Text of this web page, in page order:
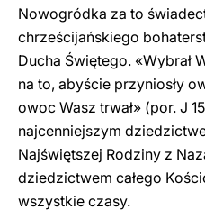
Nowogródka za to
chrześcijańskiego
Ducha Świętego. «Wybrał
na to, abyście przyniosły
owoc Wasz trwał» (por. J
najcenniejszym
Najświętszej Rodziny z
dziedzictwem całego
wszystkie czasy.